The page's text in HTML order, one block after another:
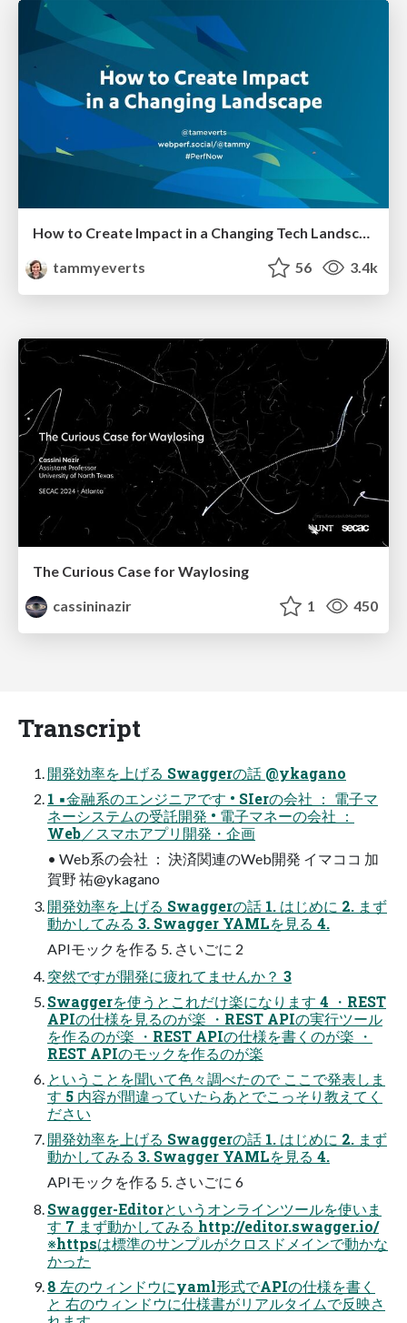
How to Create Impact in a Changing Tech Landscape [PerfNow 2023]
tammyeverts
56 3.4k
The Curious Case for Waylosing
cassininazir
1 450
Transcript
開発効率を上げる Swaggerの話 @ykagano
1 ▪⾦融系のエンジニアです • SIerの会社 ： 電⼦マ
ネーシステムの受託開発 • 電⼦マネーの会社 ：
Web／スマホアプリ開発・企画
• Web系の会社 ： 決済関連のWeb開発 イマココ 加
賀野 祐@ykagano
開発効率を上げる Swaggerの話 1. はじめに 2. まず
動かしてみる 3. Swagger YAMLを⾒る 4.
APIモックを作る 5. さいごに 2
突然ですが開発に疲れてませんか？ 3
Swaggerを使うとこれだけ楽になります 4 ・REST
APIの仕様を⾒るのが楽 ・REST APIの実⾏ツール
を作るのが楽 ・REST APIの仕様を書くのが楽 ・
REST APIのモックを作るのが楽
ということを聞いて⾊々調べたので ここで発表しま
す 5 内容が間違っていたらあとでこっそり教えてく
ださい
開発効率を上げる Swaggerの話 1. はじめに 2. まず
動かしてみる 3. Swagger YAMLを⾒る 4.
APIモックを作る 5. さいごに 6
Swagger-Editorというオンラインツールを使いま
す 7 まず動かしてみる http://editor.swagger.io/
※httpsは標準のサンプルがクロスドメインで動かな
かった
8 左のウィンドウにyaml形式でAPIの仕様を書く
と 右のウィンドウに仕様書がリアルタイムで反映さ